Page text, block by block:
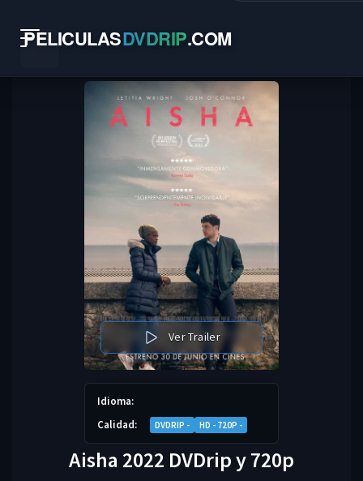
PELICULASDVDRIP.COM
Ver Trailer
Idioma:
Calidad:
DVDRIP - HD - 720P -
Aisha 2022 DVDrip y 720p